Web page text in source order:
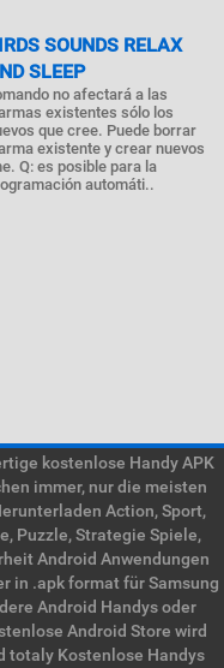
SOUNDS RELAX
SLEEP
no afectará a las
existentes sólo los
que cree. Puede borrar
existente y crear nuevos
Q: es posible para la
automáti..
kostenlose Handy APK
immer, nur die meisten
Action, Sport,
Puzzle, Strategie Spiele,
Android Anwendungen
in .apk format für Samsung
Android Handys oder
Android Store wird
totaly Kostenlose Handys